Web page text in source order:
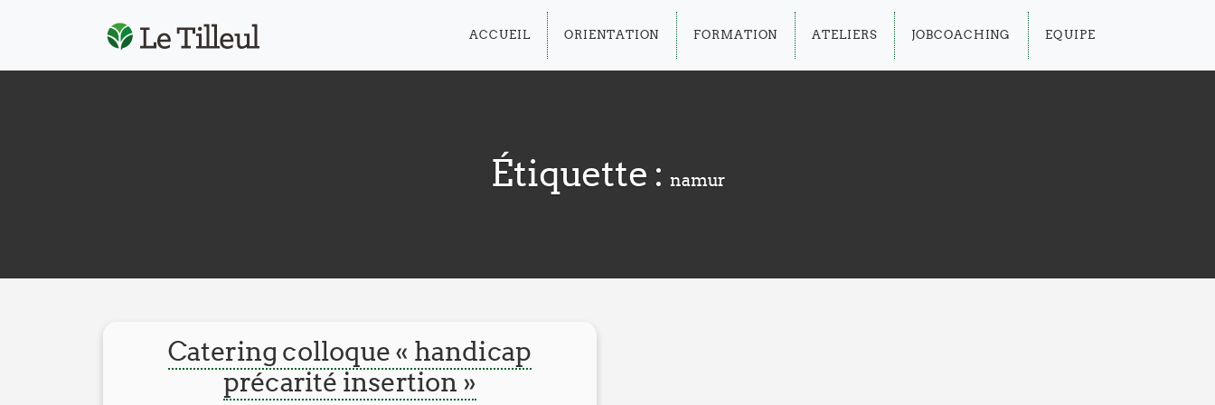
ACCUEIL ORIENTATION FORMATION ATELIERS JOBCOACHING EQUIPE
Étiquette : namur
Catering colloque « handicap
précarité insertion »